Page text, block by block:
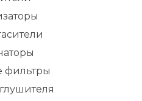
фильтры